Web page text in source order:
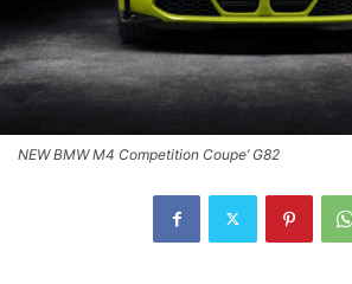
NEW BMW M4 Competition Coupe’ G82